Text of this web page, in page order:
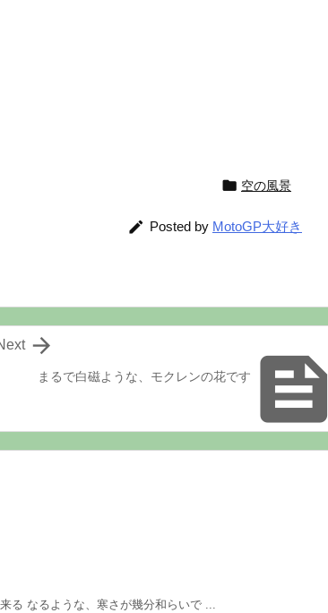
 空の風景
 Posted by MotoGP大好き

まるで白磁ような、モクレンの花です

なるような、寒さが幾分和らいで ...